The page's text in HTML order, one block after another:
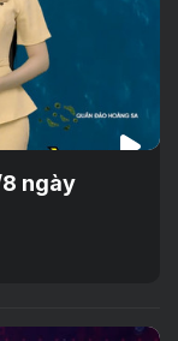
ngày